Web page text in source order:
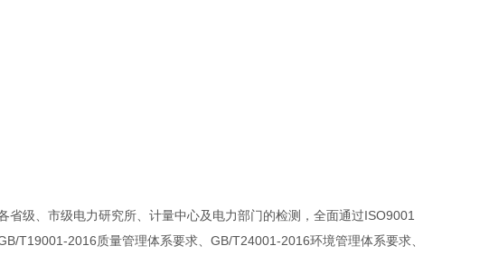
级、市级电力研究所、计量中心及电力部门的检测，全面通过ISO9001
T19001-2016质量管理体系要求、GB/T24001-2016环境管理体系要求、